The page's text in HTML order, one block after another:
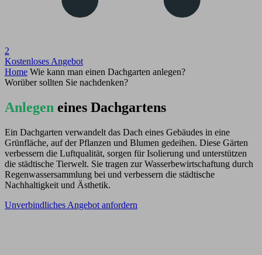
2
Kostenloses Angebot
Home Wie kann man einen Dachgarten anlegen?
Worüber sollten Sie nachdenken?
Anlegen eines Dachgartens
Ein Dachgarten verwandelt das Dach eines Gebäudes in eine
Grünfläche, auf der Pflanzen und Blumen gedeihen. Diese Gärten
verbessern die Luftqualität, sorgen für Isolierung und unterstützen
die städtische Tierwelt. Sie tragen zur Wasserbewirtschaftung durch
Regenwassersammlung bei und verbessern die städtische
Nachhaltigkeit und Ästhetik.
Unverbindliches Angebot anfordern